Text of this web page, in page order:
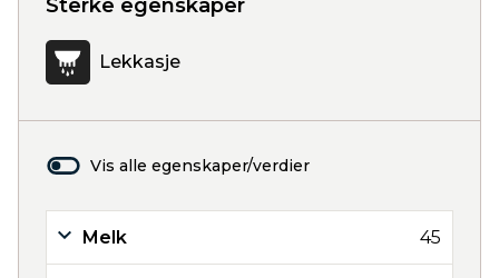
Sterke egenskaper
Lekkasje
Vis alle egenskaper/verdier
Melk 45